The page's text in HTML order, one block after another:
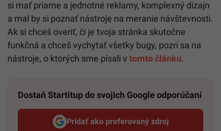
si mať priame a jednotné reklamy, komplexný dizajn
a mal by si poznať nástroje na meranie návštevnosti.
Ak si chceš overiť, či je tvoja stránka skutočne
funkčná a chceš vychytať všetky bugy, pozri sa na
nástroje, o ktorých sme písali v tomto článku.
Dostaň Startitup do svojich Google odporúčaní
Pridať ako preferovaný zdroj
Startitup, odkaz sa otvorí v